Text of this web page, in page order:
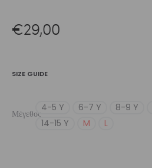
€29,00
SIZE GUIDE
Μέγεθος
4-5 Y 6-7 Y 8-9 Y
14-15 Y
M L